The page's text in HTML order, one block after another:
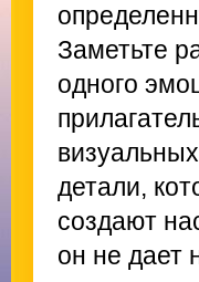
Заметьте
одного
детали,
создают
он не дает